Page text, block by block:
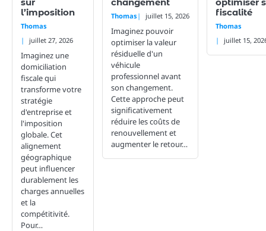
sur
l’imposition
Thomas
juillet 27, 2026
Imaginez une
domiciliation
fiscale qui
transforme votre
stratégie
d'entreprise et
l'imposition
globale. Cet
alignement
géographique
peut influencer
durablement les
charges annuelles
et la
compétitivité.
Pour…
changement
Thomas juillet 15, 2026
Imaginez pouvoir
optimiser la valeur
résiduelle d'un
véhicule
professionnel avant
son changement.
Cette approche peut
significativement
réduire les coûts de
renouvellement et
augmenter le retour…
optimiser
fiscalité
Thomas
juillet 15,